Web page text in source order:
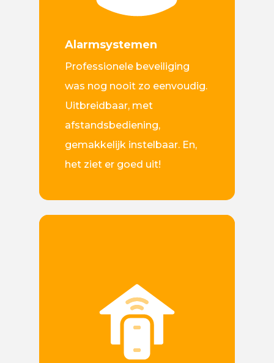
Alarmsystemen
Professionele beveiliging
was nog nooit zo eenvoudig.
Uitbreidbaar, met
afstandsbediening,
gemakkelijk instelbaar. En,
het ziet er goed uit!